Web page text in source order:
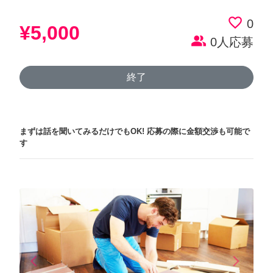
¥5,000 favorite_border 0
people_alt 0人応募
終了
まずは話を聞いてみるだけでもOK! 応募の際に金額交渉も可能で
す
arrow_back_iosPrevious arrow_forward_iosNext